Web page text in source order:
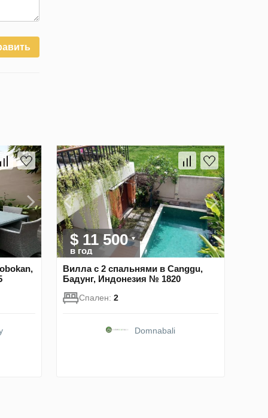
$ 11 500
в год
Вилла с 2 спальнями в Canggu,
Бадунг, Индонезия № 1820
Спален: 2
Domnabali